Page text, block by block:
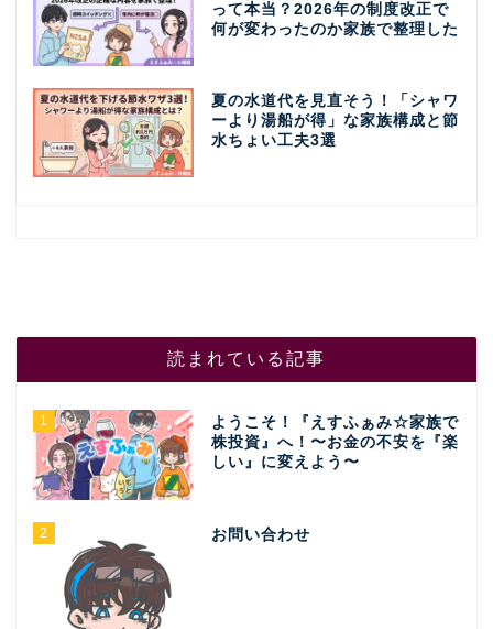
って本当？2026年の制度改正で
何が変わったのか家族で整理した
夏の水道代を見直そう！「シャワ
ーより湯船が得」な家族構成と節
水ちょい工夫3選
読まれている記事
1
ようこそ！『えすふぁみ☆家族で
株投資』へ！〜お金の不安を『楽
しい』に変えよう〜
2 お問い合わせ